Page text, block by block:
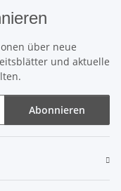
über neue
und aktuelle
Abonnieren